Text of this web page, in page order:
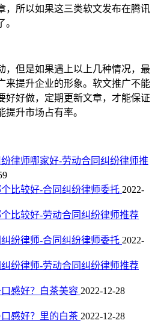
，所以如果这三类软文发布在腾讯
，但是如果遇上以上几种情况，最
来提升企业的形象。软文推广不能
好好做，定期更新文章，才能保证
升市场占有率。
律师哪家好-劳动合同纠纷律师推
比较好-合同纠纷律师委托 2022-
比较好-劳动合同纠纷律师推荐
纷律师-合同纠纷律师委托 2022-
纷律师-劳动合同纠纷律师推荐
感好？白茶美容 2022-12-28
感好？里的白茶 2022-12-28